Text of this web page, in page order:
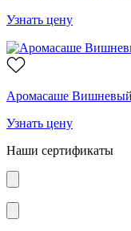
Узнать цену
Аромасаше
Узнать цену
Наши сертификаты